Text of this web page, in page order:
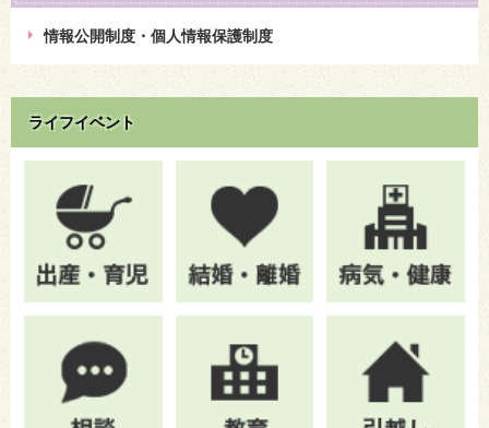
情報公開制度・個人情報保護制度
ライフイベント